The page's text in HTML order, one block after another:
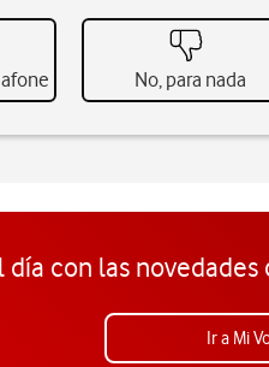
No, para nada
día con las
Ir a Mi